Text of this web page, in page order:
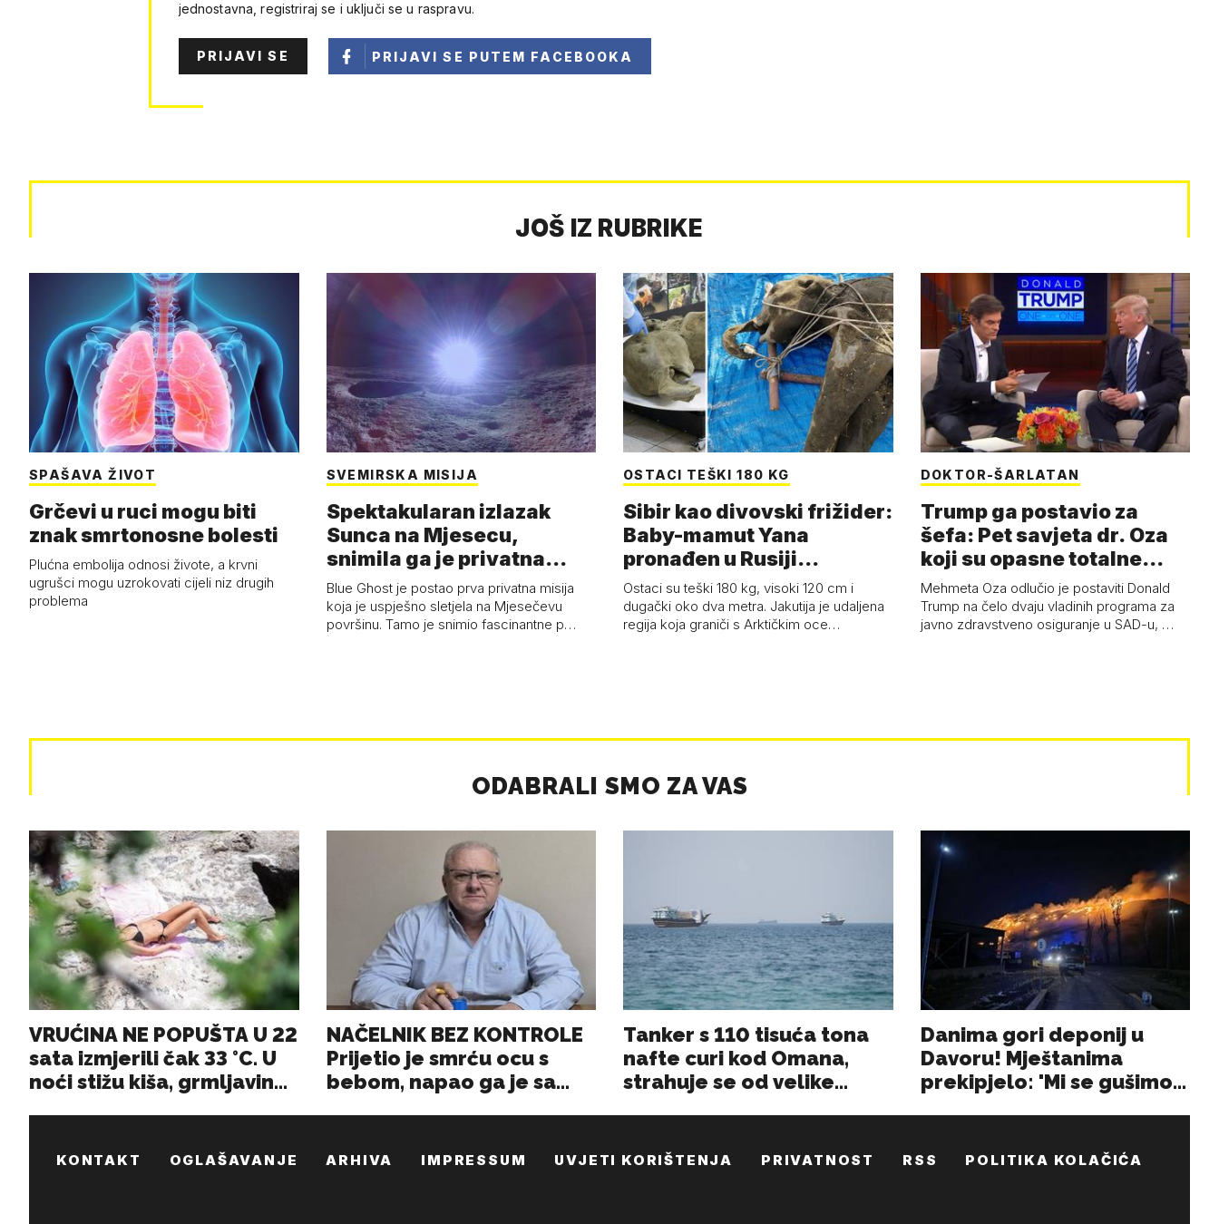
jednostavna, registriraj se i uključi se u raspravu.
PRIJAVI SE PRIJAVI SE PUTEM FACEBOOKA
JOŠ IZ RUBRIKE
SPAŠAVA ŽIVOT
Grčevi u ruci mogu biti
znak smrtonosne bolesti
Plućna embolija odnosi živote, a krvni
ugrušci mogu uzrokovati cijeli niz drugih
problema
SVEMIRSKA MISIJA
Spektakularan izlazak
Sunca na Mjesecu,
snimila ga je privatna
letjelica - 'Pla…
Blue Ghost je postao prva privatna misija
koja je uspješno sletjela na Mjesečevu
površinu. Tamo je snimio fascinantne p…
OSTACI TEŠKI 180 KG
Sibir kao divovski frižider:
Baby-mamut Yana
pronađen u Rusiji
najsačuvaniji je…
Ostaci su teški 180 kg, visoki 120 cm i
dugački oko dva metra. Jakutija je udaljena
regija koja graniči s Arktičkim oce…
DOKTOR-ŠARLATAN
Trump ga postavio za
šefa: Pet savjeta dr. Oza
koji su opasne totalne
budalašti…
Mehmeta Oza odlučio je postaviti Donald
Trump na čelo dvaju vladinih programa za
javno zdravstveno osiguranje u SAD-u, …
KONTAKT OGLAŠAVANJE ARHIVA IMPRESSUM UVJETI KORIŠTENJA PRIVATNOST RSS POLITIKA KOLAČIĆA